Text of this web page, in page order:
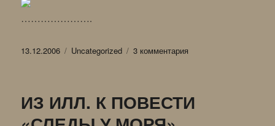
………………….
Опубликовано
13.12.2006 Рубрики
Uncategorized 3 комментария
ВСТРЕЧУ
ИЗ ИЛЛ. К ПОВЕСТИ